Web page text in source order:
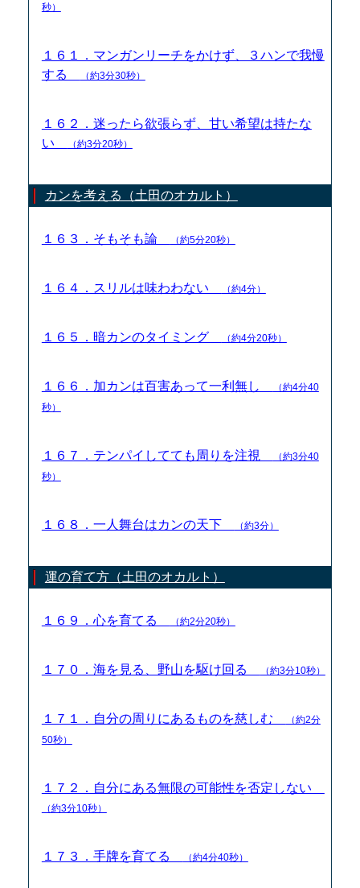
秒）
１６１．マンガンリーチをかけず、３ハンで我慢
する
（約3分30秒）
１６２．迷ったら欲張らず、甘い希望は持たな
い
（約3分20秒）
カンを考える（土田のオカルト）
１６３．そもそも論 （約5分20秒）
１６４．スリルは味わわない （約4分）
１６５．暗カンのタイミング （約4分20秒）
１６６．加カンは百害あって一利無し
（約4分40
秒）
１６７．テンパイしてても周りを注視
（約3分40
秒）
１６８．一人舞台はカンの天下 （約3分）
運の育て方（土田のオカルト）
１６９．心を育てる （約2分20秒）
１７０．海を見る、野山を駆け回る （約3分10秒）
１７１．自分の周りにあるものを慈しむ
（約2分
50秒）
１７２．自分にある無限の可能性を否定しない
（約3分10秒）
１７３．手牌を育てる （約4分40秒）